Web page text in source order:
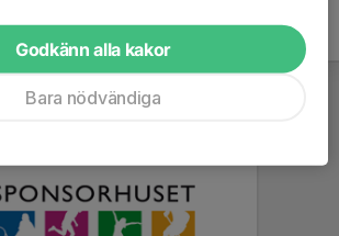
Godkänn alla kakor
Bara nödvändiga